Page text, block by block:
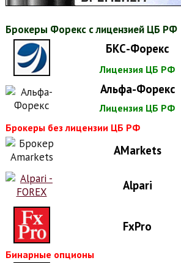
Брокеры Форекс с лицензией ЦБ РФ
БКС-Форекс
Лицензия ЦБ РФ
Альфа-Форекс
Лицензия ЦБ РФ
Брокеры без лицензии ЦБ РФ
AMarkets
Alpari
FxPro
Бинарные опционы